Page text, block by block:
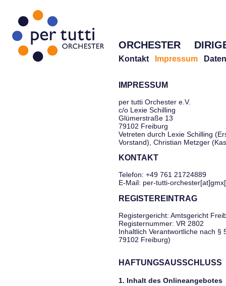
ORCHESTER
Kontakt Impressum
IMPRESSUM
per tutti Orchester e.V.
c/o Lexie Schilling
Glümerstraße 13
79102 Freiburg
Vetreten durch Lexie Schilling
Vorstand), Christian Metzger
KONTAKT
Telefon: +49 761 21724889
E-Mail: per-tutti-
REGISTEREINTRAG
Registergericht: Amtsgericht
Registernummer: VR 2802
Inhaltlich Verantwortliche nach §
79102 Freiburg)
HAFTUNGSAUSSCHLUSS
1. Inhalt des Onlineangebotes